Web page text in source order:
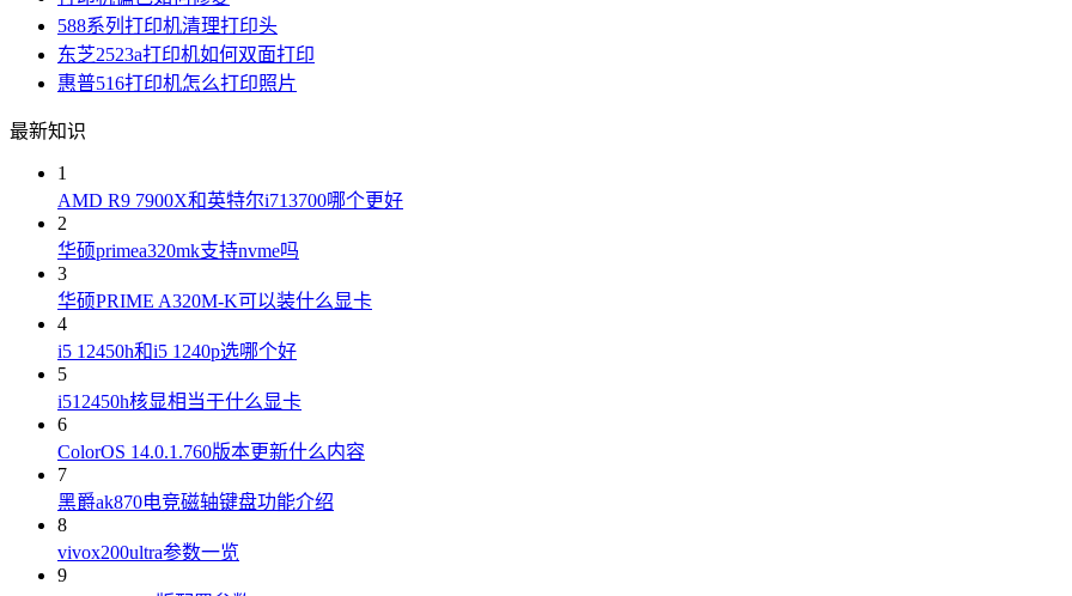
588系列打印机清理打印头
东芝2523a打印机如何双面打印
惠普516打印机怎么打印照片
最新知识
1
AMD R9 7900X和英特尔i713700哪个更好
2
华硕primea320mk支持nvme吗
3
华硕PRIME A320M-K可以装什么显卡
4
i5 12450h和i5 1240p选哪个好
5
i512450h核显相当于什么显卡
6
ColorOS 14.0.1.760版本更新什么内容
7
黑爵ak870电竞磁轴键盘功能介绍
8
vivox200ultra参数一览
9